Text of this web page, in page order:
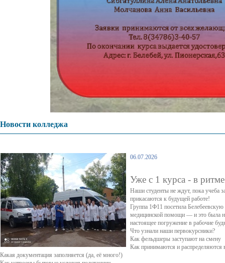
Новости колледжа
06.07.2026
Уже с 1 курса - в
Наши студенты не ждут, пока учеба
прикасаются к будущей работе!
Группа 1Ф11 посетила
медицинской помощи — и это была
настоящее погружение в рабочие
Что узнали наши первокурсники?
Как фельдшеры заступают на смену
Как принимаются и распределяются
Какая документация заполняется (да, её много!)